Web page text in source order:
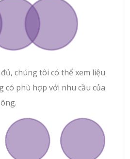
chúng tôi có thể xem liệu
có phù hợp với nhu cầu của